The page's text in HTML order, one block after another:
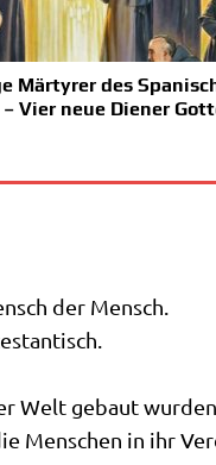
Märtyrer des
Vier neue Diener
der Mensch.
Welt gebaut
Men­schen in ihr